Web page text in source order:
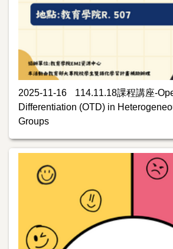
2025-11-16
114.11.18課程講座-
Differentiation (OTD) in
Groups